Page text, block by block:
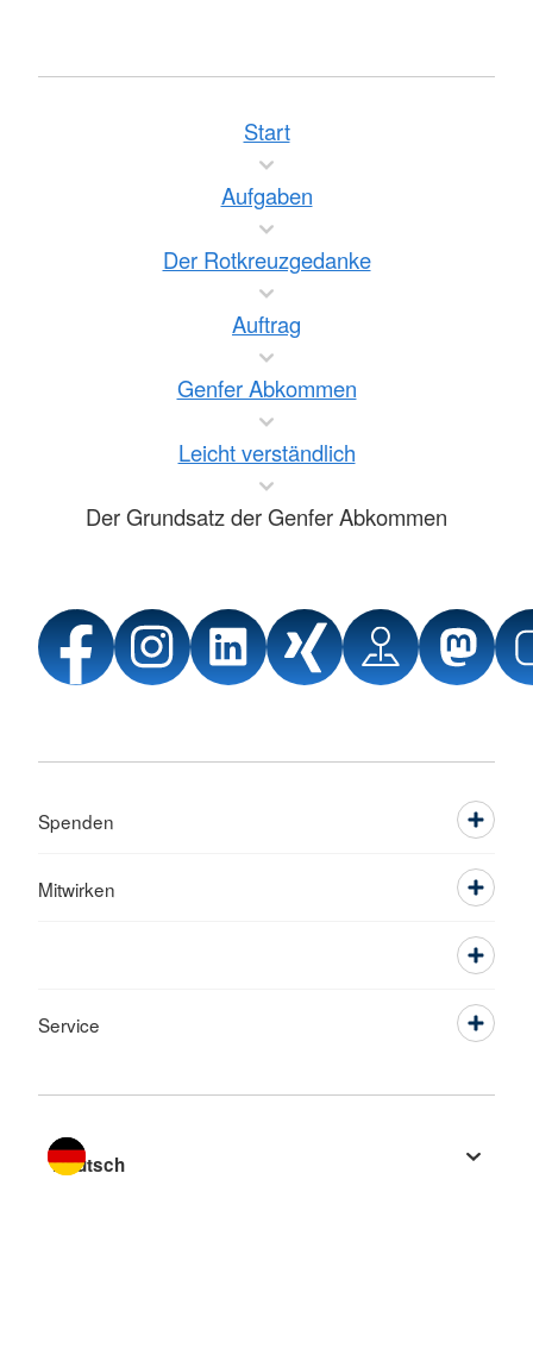
Start
Aufgaben
Der Rotkreuzgedanke
Auftrag
Genfer Abkommen
Leicht verständlich
Der Grundsatz der Genfer Abkommen
Spenden
Mitwirken
Service
Sprache wechseln zu